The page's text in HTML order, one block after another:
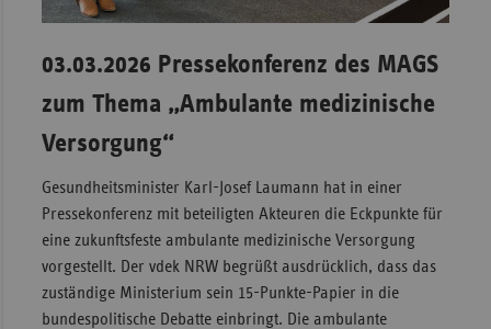
03.03.2026 Pressekonferenz des MAGS
zum Thema „Ambulante medizinische
Versorgung“
Gesundheitsminister Karl-Josef Laumann hat in einer
Pressekonferenz mit beteiligten Akteuren die Eckpunkte für
eine zukunftsfeste ambulante medizinische Versorgung
vorgestellt. Der vdek NRW begrüßt ausdrücklich, dass das
zuständige Ministerium sein 15-Punkte-Papier in die
bundespolitische Debatte einbringt. Die ambulante